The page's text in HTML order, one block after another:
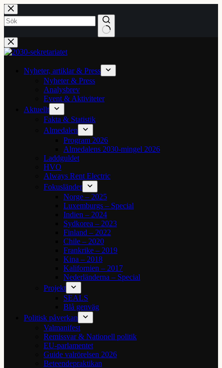
Hoppa
till
innehåll
Inga
resultat
Nyheter, artiklar & Press
Nyheter & Press
Analysbrev
Event & Aktiviteter
Aktuellt
Fakta & Statistik
Almedalen
Program 2026
Almedalens 2030-mingel 2026
Laddguldet
HVO
Always Rent Electric
Fokusländer
Norge – 2025
Luxemburgs – Special
Indien – 2024
Sydkorea – 2023
Finland – 2022
Chile – 2020
Frankrike – 2019
Kina – 2018
Kalifornien – 2017
Nederländerna – Special
Projekt
SEALS
Blå genväg
Politisk påverkan
Valmanifest
Remissvar & Nationell politik
EU-parlamentet
Guide valrörelsen 2026
Beteendepraktikan